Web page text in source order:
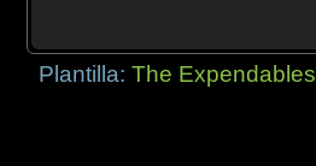
Plantilla:The Expendables